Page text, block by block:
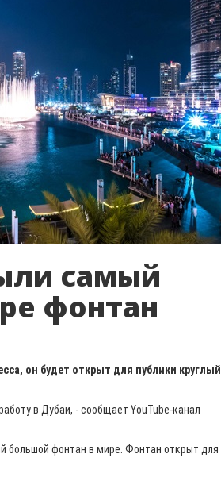
самый
фонтан
он будет открыт для публики круглый
в Дубаи, - сообщает YouTube-канал
большой фонтан в мире. Фонтан открыт для